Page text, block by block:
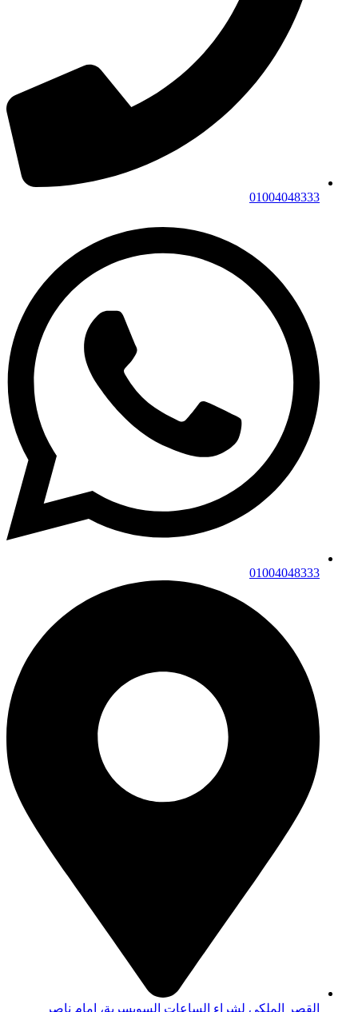
01004048333
01004048333
القصر الملكي لشراء الساعات السويسرية، امام ناصر